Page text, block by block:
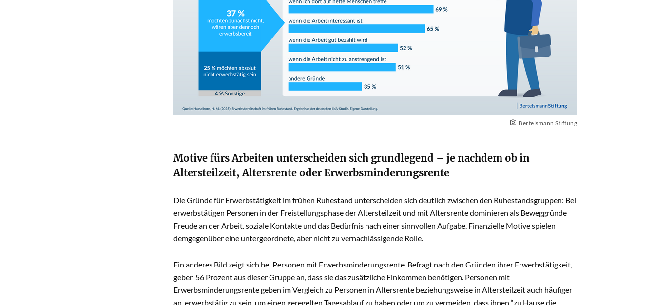
Bertelsmann Stiftung
Motive fürs Arbeiten unterscheiden sich grundlegend – je nachdem ob in
Altersteilzeit, Altersrente oder Erwerbsminderungsrente
Die Gründe für Erwerbstätigkeit im frühen Ruhestand unterscheiden sich deutlich zwischen den Ruhestandsgruppen: Bei
erwerbstätigen Personen in der Freistellungsphase der Altersteilzeit und mit Altersrente dominieren als Beweggründe
Freude an der Arbeit, soziale Kontakte und das Bedürfnis nach einer sinnvollen Aufgabe. Finanzielle Motive spielen
demgegenüber eine untergeordnete, aber nicht zu vernachlässigende Rolle.
Ein anderes Bild zeigt sich bei Personen mit Erwerbsminderungsrente. Befragt nach den Gründen ihrer Erwerbstätigkeit,
geben 56 Prozent aus dieser Gruppe an, dass sie das zusätzliche Einkommen benötigen. Personen mit
Erwerbsminderungsrente geben im Vergleich zu Personen in Altersrente beziehungsweise in Altersteilzeit auch häufiger
an, erwerbstätig zu sein, um einen geregelten Tagesablauf zu haben oder um zu vermeiden, dass ihnen “zu Hause die